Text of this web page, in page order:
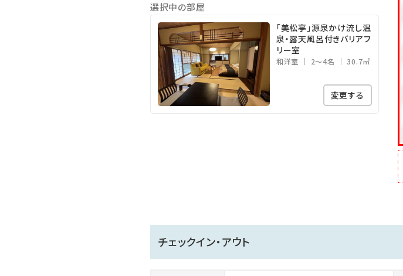
徒歩約3分の姉妹館【ホテル圓山荘】の4つの温泉浴場も無料で
※貸切営業や休業日等でご利用いただけない場合もございます。
選択中の部屋
「美松亭」源泉かけ流し温
泉・露天風呂付きバリアフ
リー室
和洋室 2～4名 30.7㎡
変更する
チェックイン・アウト